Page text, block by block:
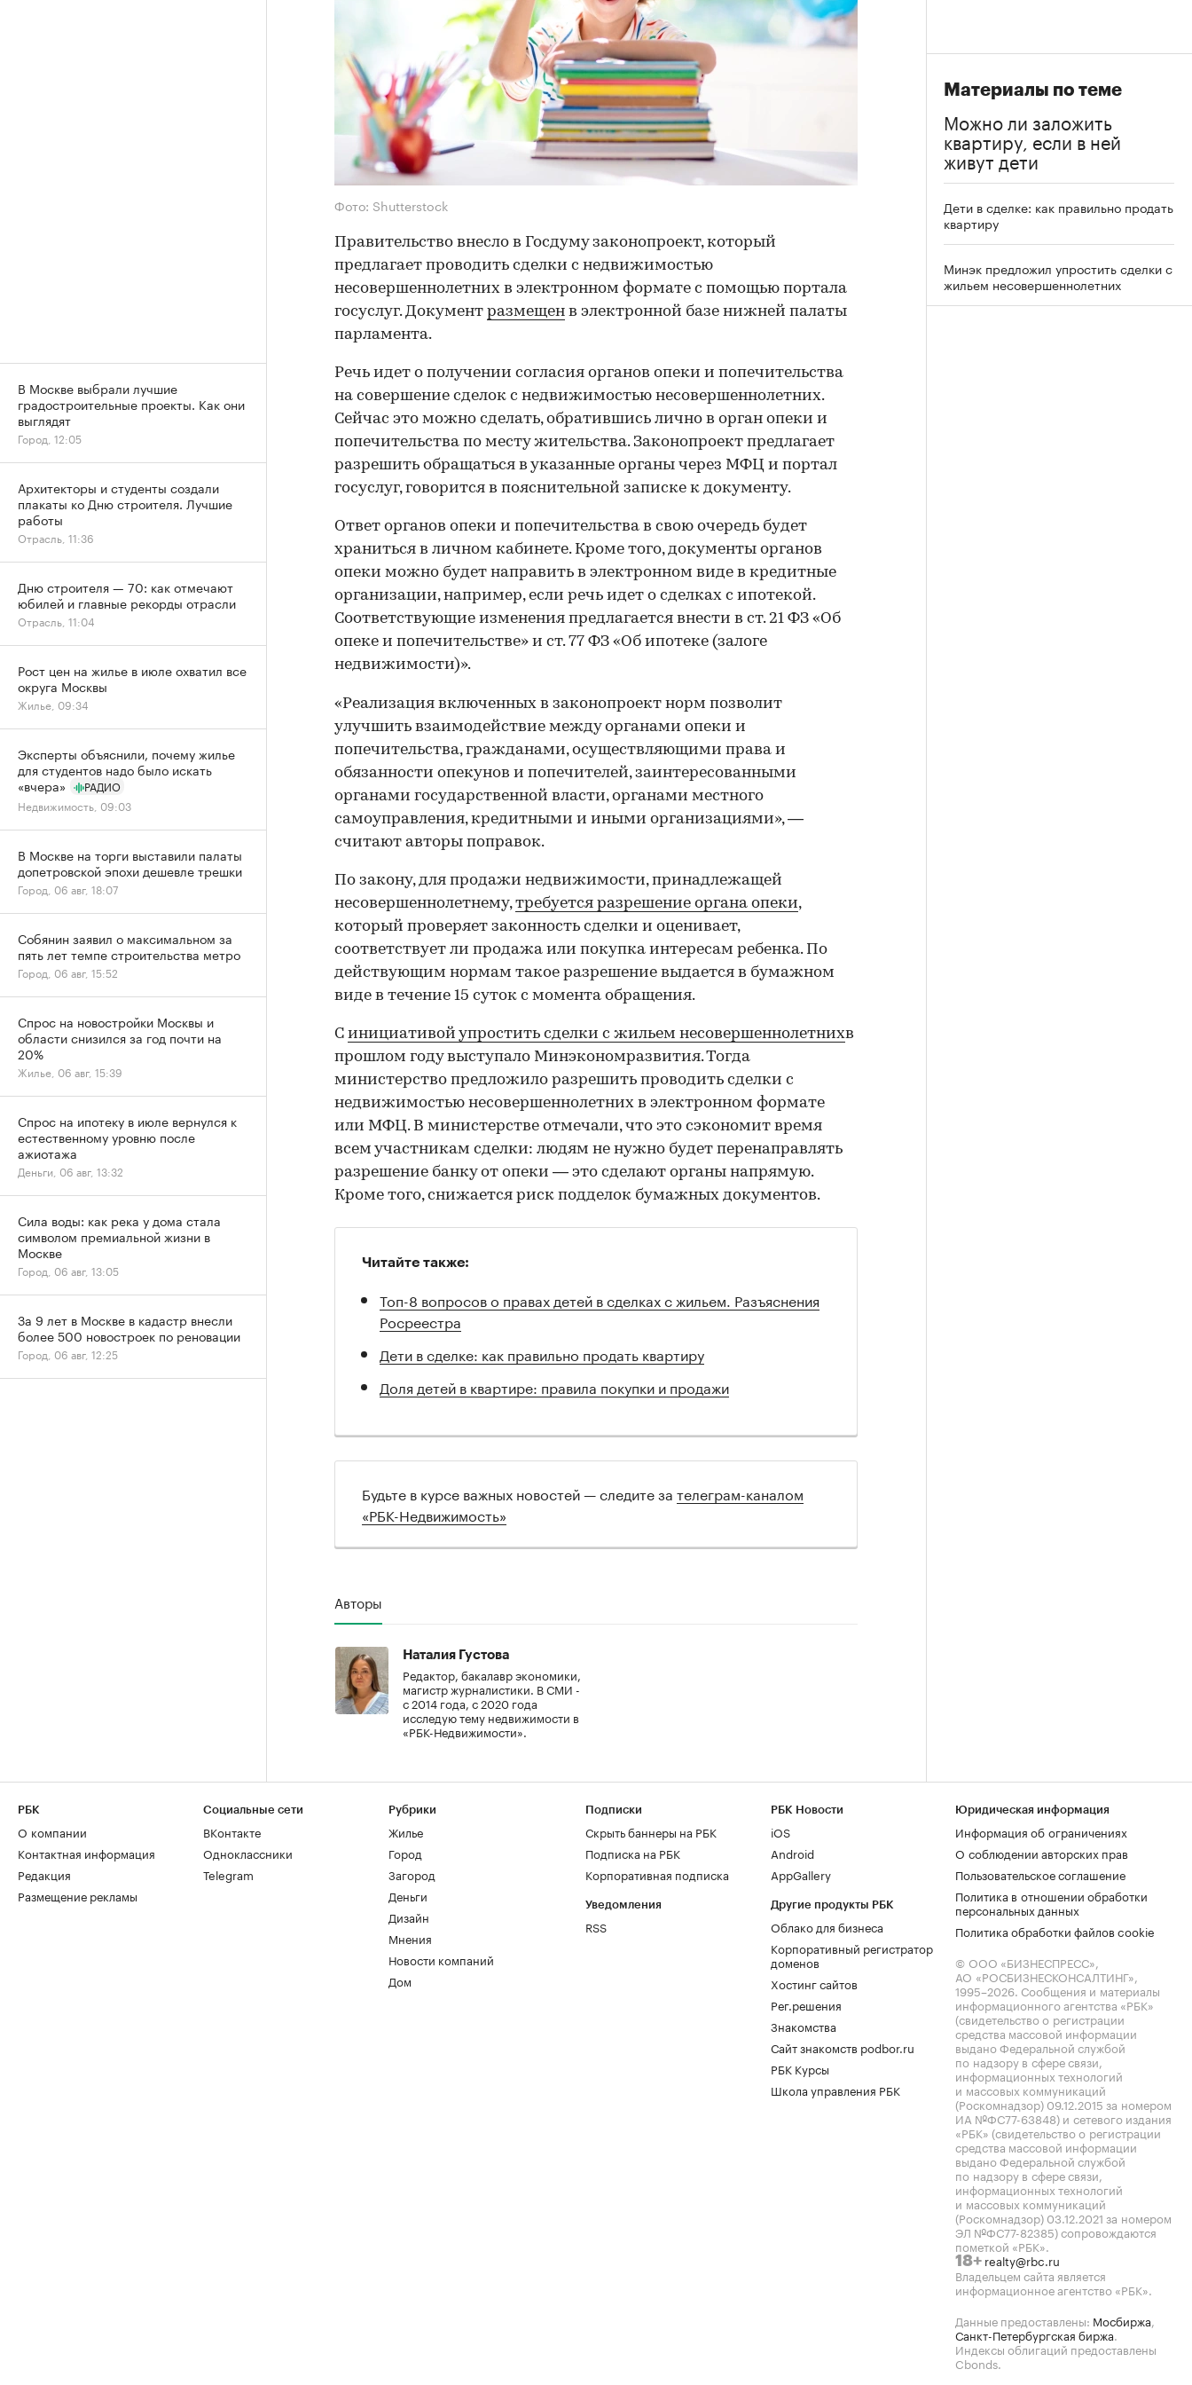
Фото: Shutterstock
Правительство внесло в Госдуму законопроект, который
предлагает проводить сделки с недвижимостью
несовершеннолетних в электронном формате с помощью портала
госуслуг. Документ размещен в электронной базе нижней палаты
парламента.
Речь идет о получении согласия органов опеки и попечительства
на совершение сделок с недвижимостью несовершеннолетних.
Сейчас это можно сделать, обратившись лично в орган опеки и
попечительства по месту жительства. Законопроект предлагает
разрешить обращаться в указанные органы через МФЦ и портал
госуслуг, говорится в пояснительной записке к документу.
Ответ органов опеки и попечительства в свою очередь будет
храниться в личном кабинете. Кроме того, документы органов
опеки можно будет направить в электронном виде в кредитные
организации, например, если речь идет о сделках с ипотекой.
Соответствующие изменения предлагается внести в ст. 21 ФЗ «Об
опеке и попечительстве» и ст. 77 ФЗ «Об ипотеке (залоге
недвижимости)».
«Реализация включенных в законопроект норм позволит
улучшить взаимодействие между органами опеки и
попечительства, гражданами, осуществляющими права и
обязанности опекунов и попечителей, заинтересованными
органами государственной власти, органами местного
самоуправления, кредитными и иными организациями», —
считают авторы поправок.
По закону, для продажи недвижимости, принадлежащей
несовершеннолетнему,требуется разрешение органа опеки,
который проверяет законность сделки и оценивает,
соответствует ли продажа или покупка интересам ребенка. По
действующим нормам такое разрешение выдается в бумажном
виде в течение 15 суток с момента обращения.
С инициативой упростить сделки с жильем несовершеннолетнихв
прошлом году выступало Минэкономразвития. Тогда
министерство предложило разрешить проводить сделки с
недвижимостью несовершеннолетних в электронном формате
или МФЦ. В министерстве отмечали, что это сэкономит время
всем участникам сделки: людям не нужно будет перенаправлять
разрешение банку от опеки — это сделают органы напрямую.
Кроме того, снижается риск подделок бумажных документов.
Читайте также:
Топ-8 вопросов о правах детей в сделках с жильем. Разъяснения
Росреестра
Дети в сделке: как правильно продать квартиру
Доля детей в квартире: правила покупки и продажи
Будьте в курсе важных новостей — следите за телеграм-каналом
«РБК-Недвижимость»
Авторы
Наталия Густова
Редактор, бакалавр экономики,
магистр журналистики. В СМИ -
с 2014 года, с 2020 года
исследую тему недвижимости в
«РБК-Недвижимости».
Материалы по теме
Можно ли заложить
квартиру, если в ней
живут дети
Дети в сделке: как правильно продать
квартиру
Минэк предложил упростить сделки с
жильем несовершеннолетних
В Москве выбрали лучшие
градостроительные проекты. Как они
выглядят
Город, 12:05
Архитекторы и студенты создали
плакаты ко Дню строителя. Лучшие
работы
Отрасль, 11:36
Дню строителя — 70: как отмечают
юбилей и главные рекорды отрасли
Отрасль, 11:04
Рост цен на жилье в июле охватил все
округа Москвы
Жилье, 09:34
Эксперты объяснили, почему жилье
для студентов надо было искать
«вчера»
РАДИО
Недвижимость, 09:03
В Москве на торги выставили палаты
допетровской эпохи дешевле трешки
Город, 06 авг, 18:07
Собянин заявил о максимальном за
пять лет темпе строительства метро
Город, 06 авг, 15:52
Спрос на новостройки Москвы и
области снизился за год почти на
20%
Жилье, 06 авг, 15:39
Спрос на ипотеку в июле вернулся к
естественному уровню после
ажиотажа
Деньги, 06 авг, 13:32
Сила воды: как река у дома стала
символом премиальной жизни в
Москве
Город, 06 авг, 13:05
За 9 лет в Москве в кадастр внесли
более 500 новостроек по реновации
Город, 06 авг, 12:25
РБК
О компании
Контактная информация
Редакция
Размещение рекламы
Социальные сети
ВКонтакте
Одноклассники
Telegram
Рубрики
Жилье
Город
Загород
Деньги
Дизайн
Мнения
Новости компаний
Дом
Подписки
Скрыть баннеры на РБК
Подписка на РБК
Корпоративная подписка
Уведомления
RSS
РБК Новости
iOS
Android
AppGallery
Другие продукты РБК
Облако для бизнеса
Корпоративный регистратор
доменов
Хостинг сайтов
Рег.решения
Знакомства
Сайт знакомств podbor.ru
РБК Курсы
Школа управления РБК
Юридическая информация
Информация об ограничениях
О соблюдении авторских прав
Пользовательское соглашение
Политика в отношении обработки
персональных данных
Политика обработки файлов cookie
© ООО «БИЗНЕСПРЕСС»,
АО «РОСБИЗНЕСКОНСАЛТИНГ»,
1995–2026. Сообщения и материалы
информационного агентства «РБК»
(свидетельство о регистрации
средства массовой информации
выдано Федеральной службой
по надзору в сфере связи,
информационных технологий
и массовых коммуникаций
(Роскомнадзор) 09.12.2015 за номером
ИА №ФС77-63848) и сетевого издания
«РБК» (свидетельство о регистрации
средства массовой информации
выдано Федеральной службой
по надзору в сфере связи,
информационных технологий
и массовых коммуникаций
(Роскомнадзор) 03.12.2021 за номером
ЭЛ №ФС77-82385) сопровождаются
пометкой «РБК».
18+ realty@rbc.ru
Владельцем сайта является
информационное агентство «РБК».
Данные предоставлены: Мосбиржа,
Санкт-Петербургская биржа.
Индексы облигаций предоставлены
Cbonds.